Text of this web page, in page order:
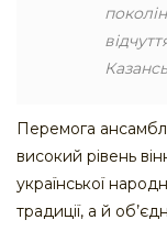
Перемога
високий рівень
української
традиції, а й